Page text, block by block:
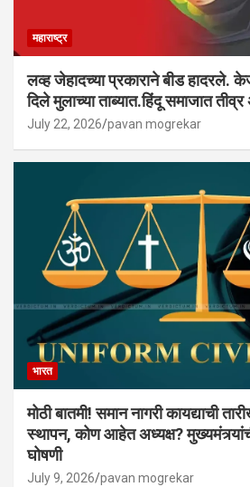
महाराष्ट्र
लव्ह जेहादच्या प्रकाराने बीड हादरले.
दिले मुलाच्या ताब्यात.हिंदू समाजात
July 22, 2026 pavan mogrekar
भारत
मोठी बातमी! समान नागरी कायद्याची
स्थापन, कोण आहेत अध्यक्ष?
घोषणी
July 9, 2026 pavan mogrekar